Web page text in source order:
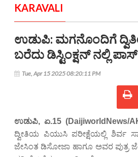
KARAVALI
ಉಡುಪಿ: ಮಗನೊಂದಿಗೆ
ಬರೆದು ಡಿಸ್ಟಿಂಕ್ಷನ್ ನಲ್ಲಿ
Tue, Apr 15 2025 08:20:11 PM
ಉಡುಪಿ, ಏ.15 (DaijiworldNews/
ದ್ವೀತಿಯ ಪಿಯುಸಿ ಪರೀಕ್ಷೆಯಲ್ಲಿ ಶಿರ್ವ
ಜೇಸಿಂತ ಡಿಸೋಜಾ ಹಾಗೂ ಅವರ ಪುತ್ರ